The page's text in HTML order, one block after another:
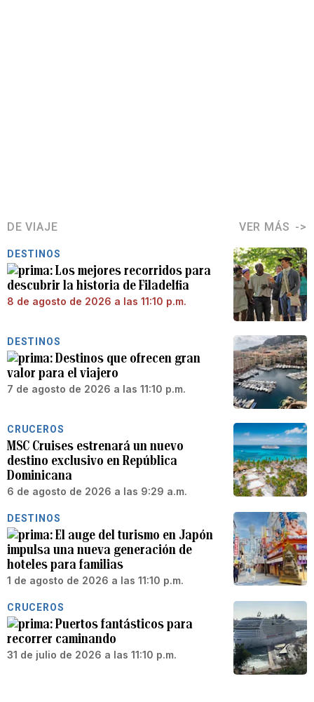
DE VIAJE VER MÁS
DESTINOS
Los mejores recorridos para
descubrir la historia de Filadelfia
8 de agosto de 2026 a las 11:10 p.m.
DESTINOS
Destinos que ofrecen gran
valor para el viajero
7 de agosto de 2026 a las 11:10 p.m.
CRUCEROS
MSC Cruises estrenará un nuevo
destino exclusivo en República
Dominicana
6 de agosto de 2026 a las 9:29 a.m.
DESTINOS
El auge del turismo en Japón
impulsa una nueva generación de
hoteles para familias
1 de agosto de 2026 a las 11:10 p.m.
CRUCEROS
Puertos fantásticos para
recorrer caminando
31 de julio de 2026 a las 11:10 p.m.